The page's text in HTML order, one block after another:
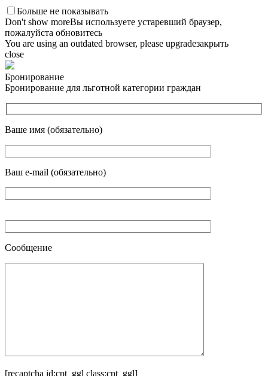
Больше не показывать
Don't show moreВы используете устаревший браузер,
пожалуйста обновитесь
You are using an outdated browser, please upgradeзакрыть
close
Бронирование
Бронирование для льготной категории граждан
Ваше имя (обязательно)
Ваш e-mail (обязательно)
Сообщение
[recaptcha id:cpt_ggl class:cpt_ggl]